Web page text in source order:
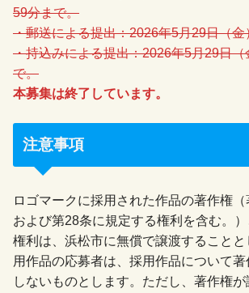
59分まで。
・郵送による提出：2026年5月29日（金
・持込みによる提出：2026年5月29日
で。
本募集は終了しています。
注意事項
ロゴマークに採用された作品の著作権
および第28条に規定する権利を含む。
権利は、浜松市に無償で譲渡すること
用作品の応募者は、採用作品について
しないものとします。ただし、著作権